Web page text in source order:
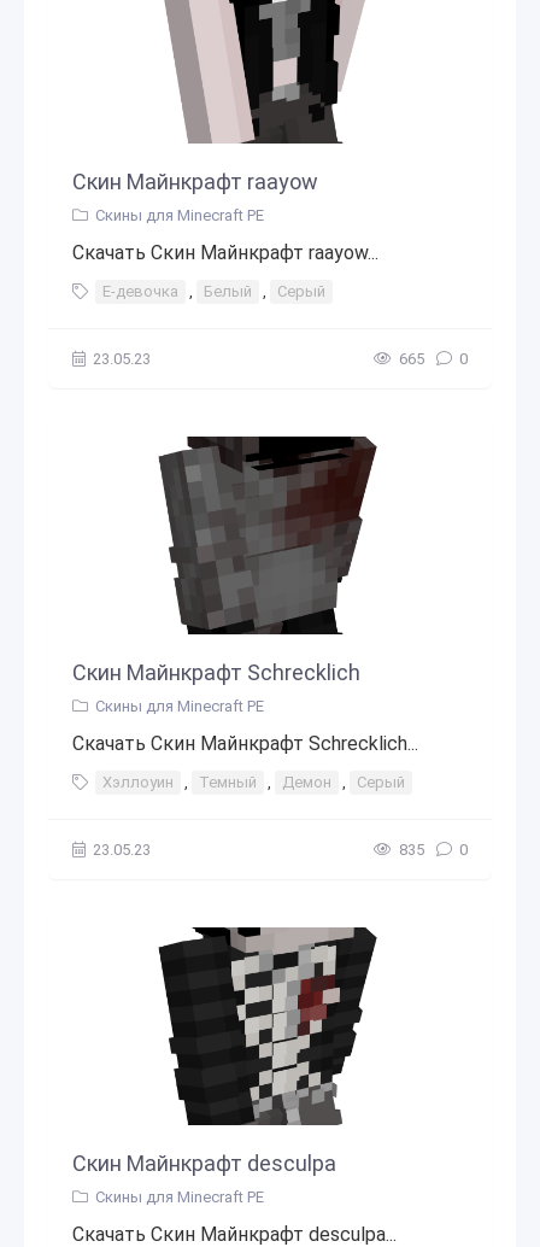
Скин Майнкрафт raayow
Скины для Minecraft PE
Скачать Скин Майнкрафт raayow...
Е-девочка , Белый , Серый
23.05.23 665 0
Скин Майнкрафт Schrecklich
Скины для Minecraft PE
Скачать Скин Майнкрафт Schrecklich...
Хэллоуин , Темный , Демон , Серый
23.05.23 835 0
Скин Майнкрафт desculpa
Скины для Minecraft PE
Скачать Скин Майнкрафт desculpa...